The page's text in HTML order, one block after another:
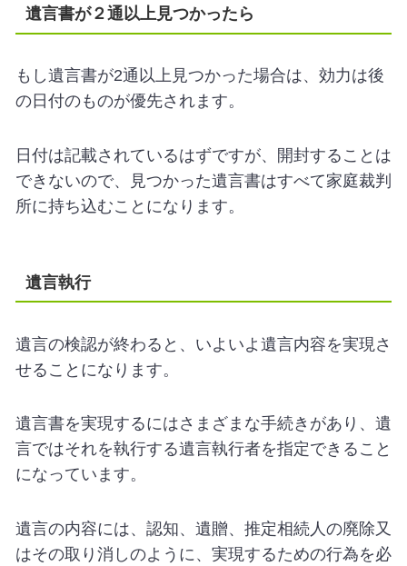
遺言書が２通以上見つかったら
もし遺言書が2通以上見つかった場合は、効力は後
の日付のものが優先されます。
日付は記載されているはずですが、開封することは
できないので、見つかった遺言書はすべて家庭裁判
所に持ち込むことになります。
遺言執行
遺言の検認が終わると、いよいよ遺言内容を実現さ
せることになります。
遺言書を実現するにはさまざまな手続きがあり、遺
言ではそれを執行する遺言執行者を指定できること
になっています。
遺言の内容には、認知、遺贈、推定相続人の廃除又
はその取り消しのように、実現するための行為を必